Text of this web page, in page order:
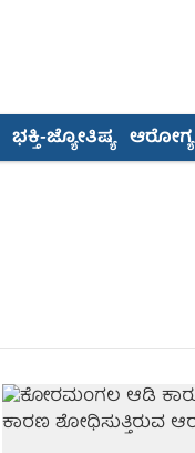
ಭಕ್ತಿ-ಜ್ಯೋತಿಷ್ಯ ಆರೋಗ್ಯ